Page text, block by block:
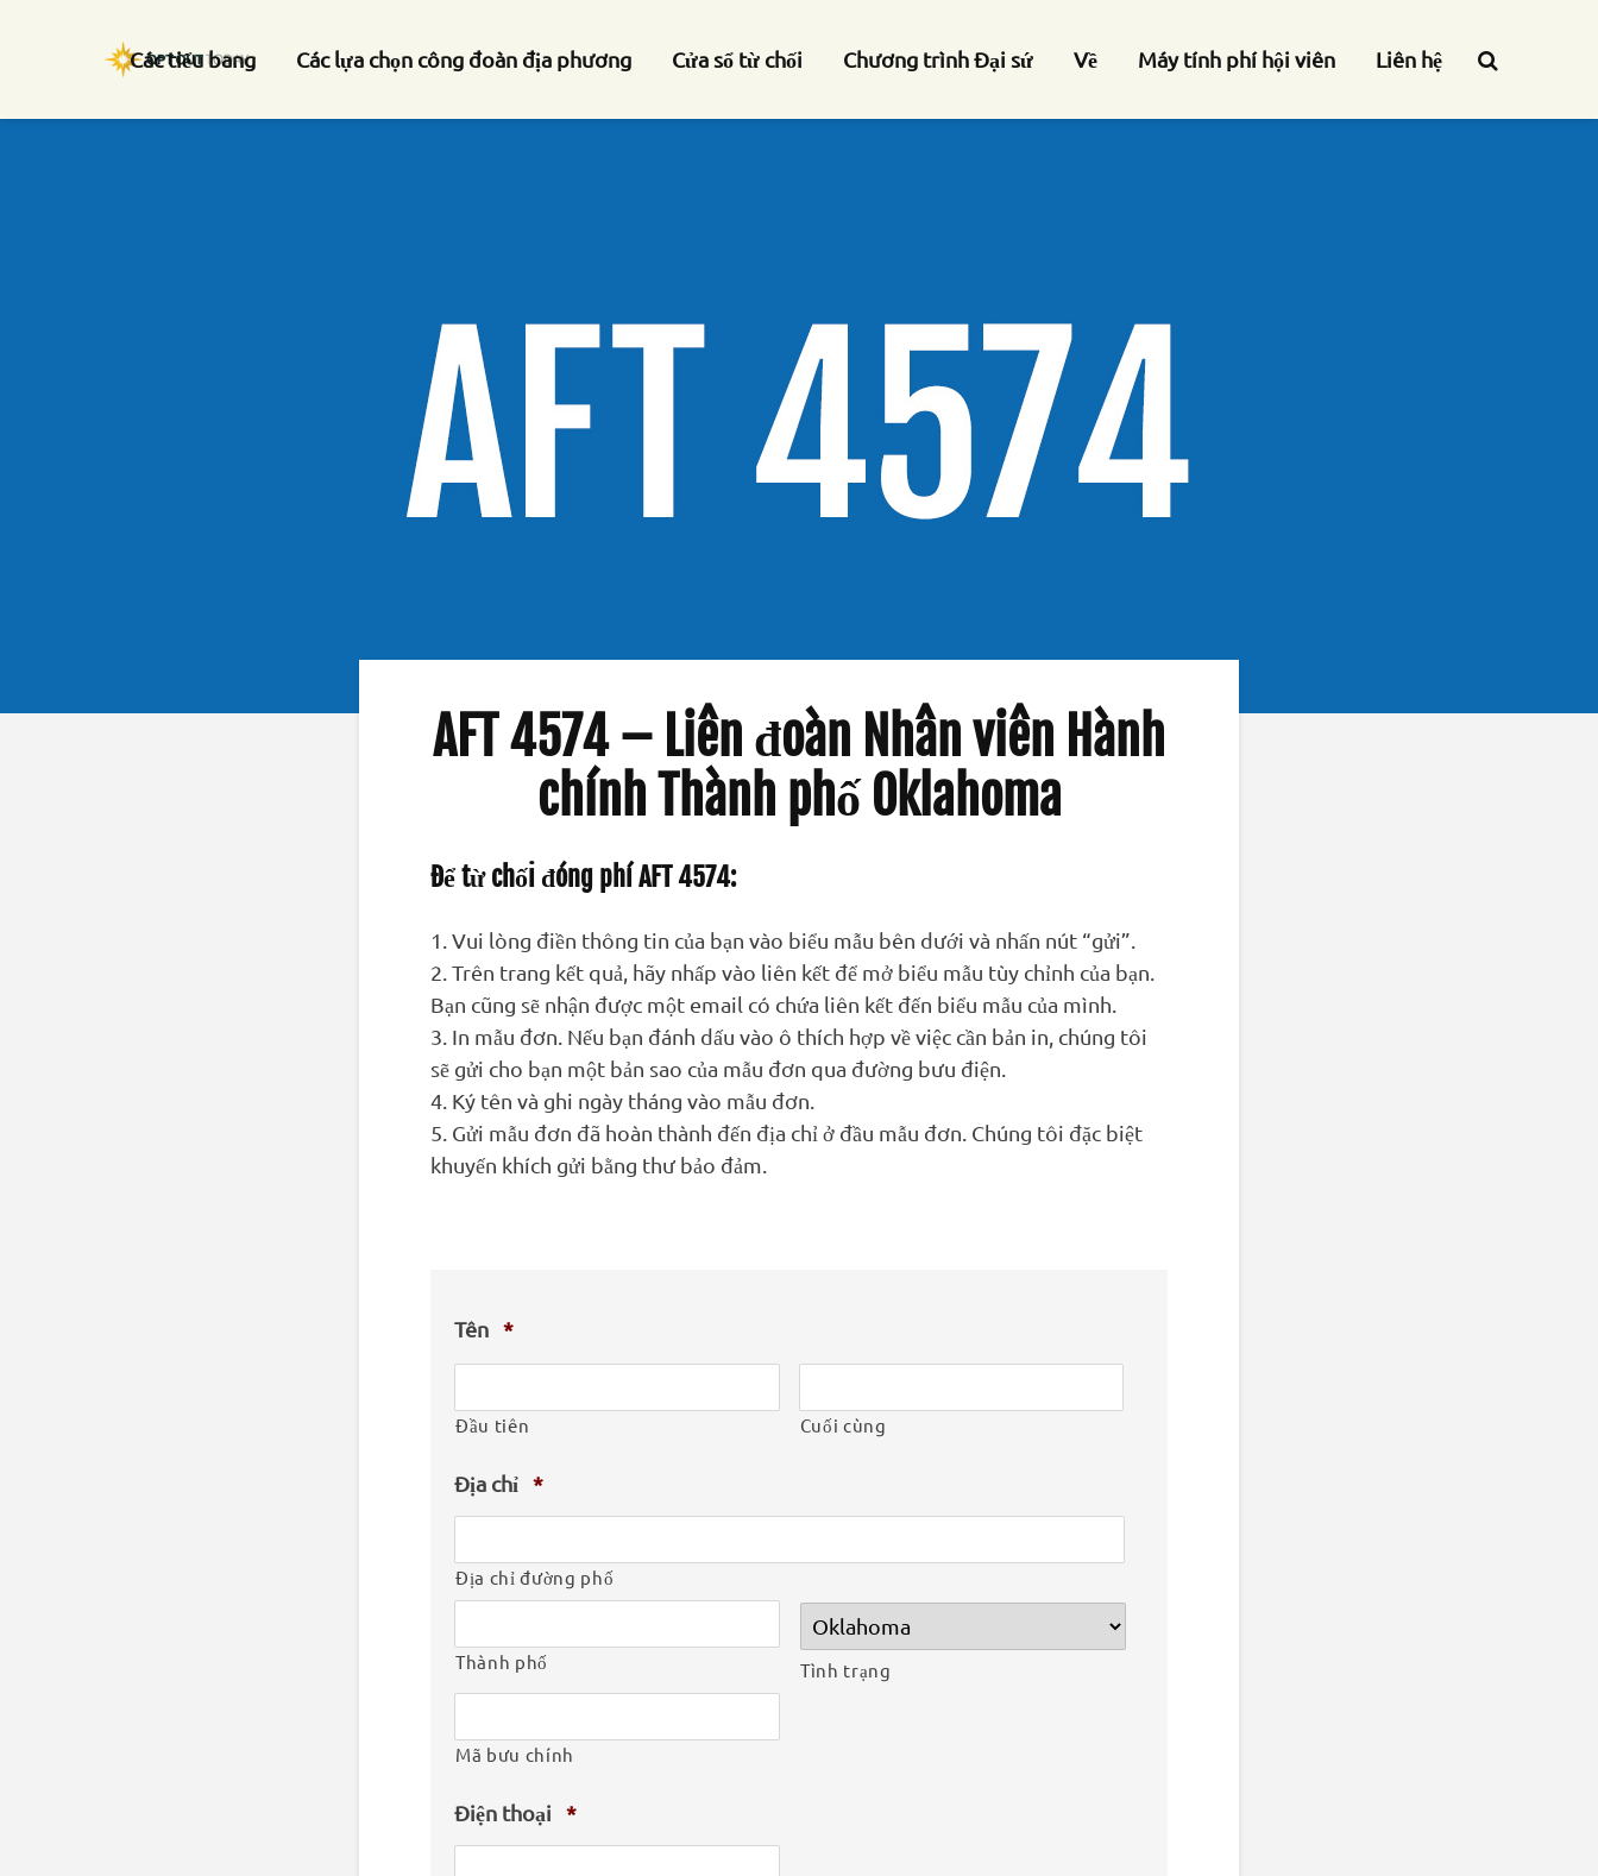
Các tiểu bang Các lựa chọn công đoàn địa phương Cửa sổ từ chối Chương trình Đại sứ Về Máy tính phí hội viên Liên hệ
AFT 4574 – Liên đoàn Nhân viên Hành
chính Thành phố Oklahoma
Để từ chối đóng phí AFT 4574:
1. Vui lòng điền thông tin của bạn vào biểu mẫu bên dưới và nhấn nút “gửi”.
2. Trên trang kết quả, hãy nhấp vào liên kết để mở biểu mẫu tùy chỉnh của bạn.
Bạn cũng sẽ nhận được một email có chứa liên kết đến biểu mẫu của mình.
3. In mẫu đơn. Nếu bạn đánh dấu vào ô thích hợp về việc cần bản in, chúng tôi
sẽ gửi cho bạn một bản sao của mẫu đơn qua đường bưu điện.
4. Ký tên và ghi ngày tháng vào mẫu đơn.
5. Gửi mẫu đơn đã hoàn thành đến địa chỉ ở đầu mẫu đơn. Chúng tôi đặc biệt
khuyến khích gửi bằng thư bảo đảm.
Tên *
Đầu tiên Cuối cùng
Địa chỉ *
Địa chỉ đường phố
Thành phố Tình trạng
Mã bưu chính
Điện thoại *